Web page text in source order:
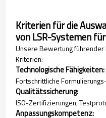
Kriterien für die
von LSR-Systemen
Unsere Bewertung
Kriterien:
Technologische Fähigkeiten:
Fortschrittliche
Qualitätssicherung:
ISO-Zertifizierungen,
Anpassungskompetenz: